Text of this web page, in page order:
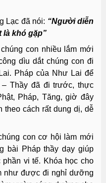
Lạc đã nói: “Người diễn
là khó gặp”
con nhiều lắm mới
dìu dắt chúng con đi
Pháp của Như Lai để
Thầy đã đi trước, thực
Pháp, Tăng, giờ đây
theo cách rất dung dị, dễ
con cơ hội làm mới
bài Pháp thầy dạy giúp
vi tế. Khóa học cho
như được đi nghỉ dưỡng